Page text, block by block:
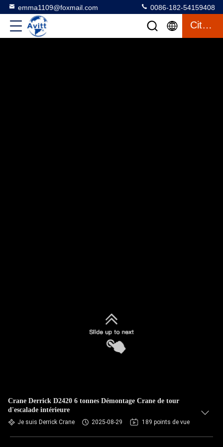
emma1109@foxmail.com 0086-182-54159408
Citation
Crane Derrick D2420 6 tonnes Démontage Crane de tour
d'escalade intérieure
Je suis Derrick Crane 2025-08-29 189 points de vue